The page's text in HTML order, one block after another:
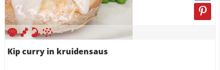
Kip curry in kruidensaus